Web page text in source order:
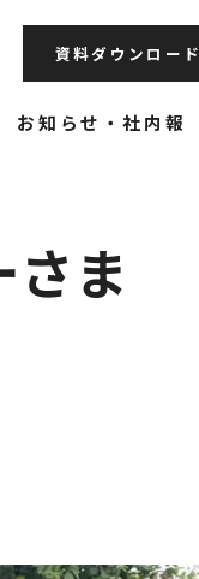
資料ダウンロード
お知らせ・社内報
ま